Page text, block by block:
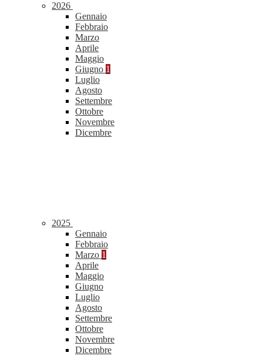
2026
Gennaio
Febbraio
Marzo
Aprile
Maggio
Giugno 1
Luglio
Agosto
Settembre
Ottobre
Novembre
Dicembre
2025
Gennaio
Febbraio
Marzo 1
Aprile
Maggio
Giugno
Luglio
Agosto
Settembre
Ottobre
Novembre
Dicembre